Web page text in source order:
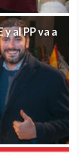
al PP va a